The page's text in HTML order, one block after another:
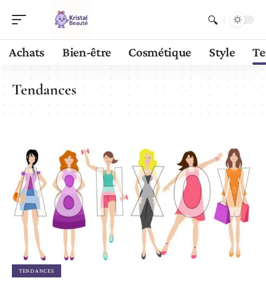
Achats Bien-être Cosmétique Style
Tendances
TENDANCES